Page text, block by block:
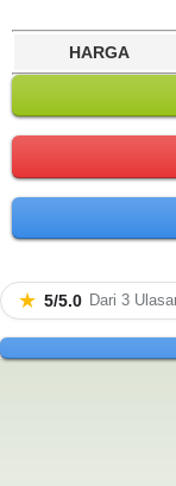
HARGA
★ 5/5.0 Dari 3